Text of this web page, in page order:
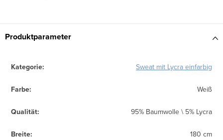
Produktparameter
Kategorie: Sweat mit Lycra einfarbig
Farbe: Weiß
Qualität: 95% Baumwolle \ 5% Lycra
Breite: 180 cm